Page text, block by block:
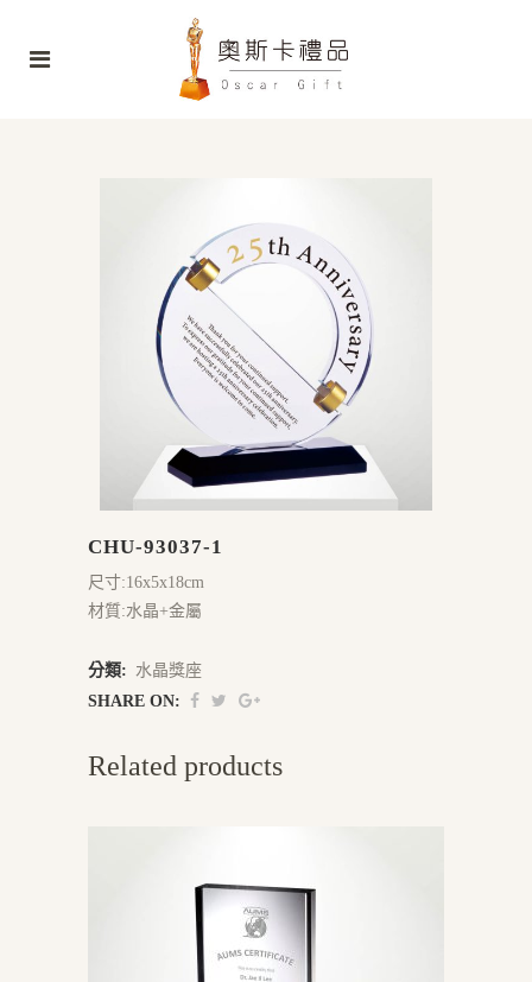
CHU-93037-1
尺寸:16x5x18cm
材質:水晶+金屬
分類: 水晶獎座
SHARE ON:
Related products